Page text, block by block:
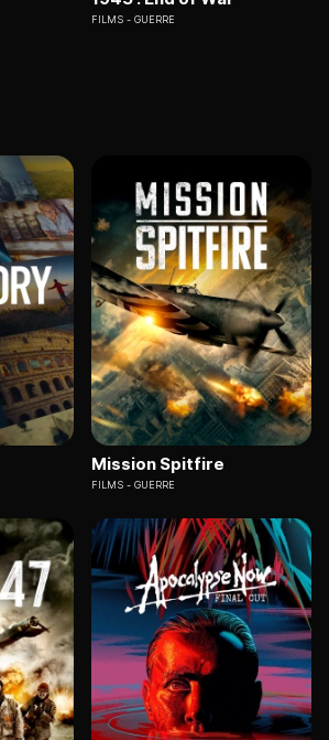
FILMS GUERRE
Mission Spitfire
FILMS GUERRE